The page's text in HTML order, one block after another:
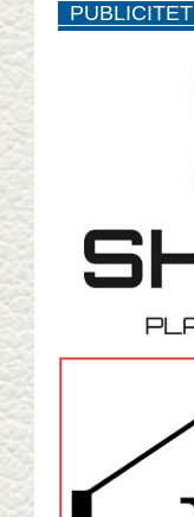
PUBLICITET